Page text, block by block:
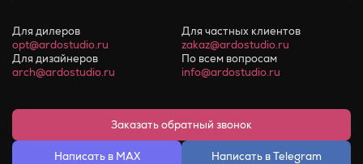
Для дилеров
opt@ardostudio.ru
Для частных клиентов
zakaz@ardostudio.ru
Для дизайнеров
arch@ardostudio.ru
По всем вопросам
info@ardostudio.ru
Заказать обратный звонок
Написать в MAX Написать в Telegram